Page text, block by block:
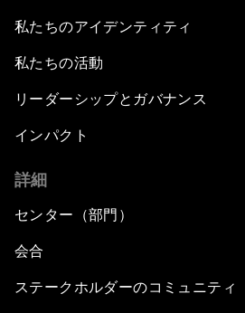
私たちのアイデンティティ
私たちの活動
リーダーシップとガバナンス
インパクト
詳細
センター（部門）
会合
ステークホルダーのコミュニティ